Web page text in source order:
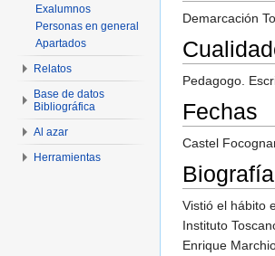
Demarcación
Pedagogo.
Fechas
Castel
Biografía
Vistió el hábito
Instituto
Enrique
Exalumnos
Personas en general
Apartados
Relatos
Base de datos
Bibliográfica
Al azar
Herramientas